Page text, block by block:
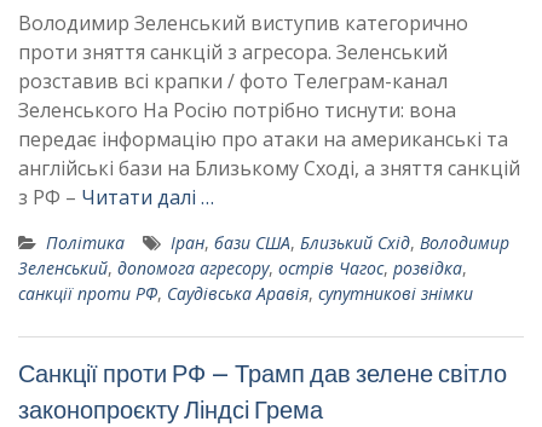
Володимир Зеленський виступив категорично
проти зняття санкцій з агресора. Зеленський
розставив всі крапки / фото Телеграм-канал
Зеленського На Росію потрібно тиснути: вона
передає інформацію про атаки на американські та
англійські бази на Близькому Сході, а зняття санкцій
з РФ – Читати далі …
Політика Іран, бази США, Близький Схід, Володимир
Зеленський, допомога агресору, острів Чагос, розвідка,
санкції проти РФ, Саудівська Аравія, супутникові знімки
Санкції проти РФ – Трамп дав зелене світло
законопроєкту Ліндсі Грема